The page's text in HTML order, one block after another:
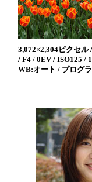
3,072×2,304ピクセル
/ F4 / 0EV / ISO125 /
WB:オート / プログ